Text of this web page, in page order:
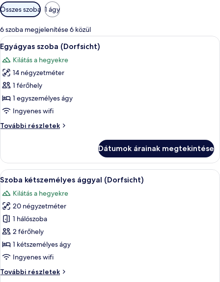
Szobákhoz
rendelkezésre
álló
szűrők
Összes szoba 1 ágy
6 szoba megjelenítése 6 közül
A
következő
szoba
összes
képének
megtekintése:
Egyágyas
(Dorfsicht)
Egy szállodai szoba, amelyben egy
9
Egyágyas szoba (Dorfsicht)
Kilátás a hegyekre
14 négyzetméter
1 férőhely
1 egyszemélyes ágy
Ingyenes wifi
További részletek
Egyágyas
részletei
Dátumok árainak megtekintése
A
következő
szoba
összes
képének
megtekintése:
Szoba
kétszemélyes
ággyal
(Dorfsicht)
Egy szállodai szoba, amelyben egy
9
Szoba kétszemélyes ággyal (Dorfsicht)
Kilátás a hegyekre
20 négyzetméter
1 hálószoba
2 férőhely
1 kétszemélyes ágy
Ingyenes wifi
További részletek
Szoba